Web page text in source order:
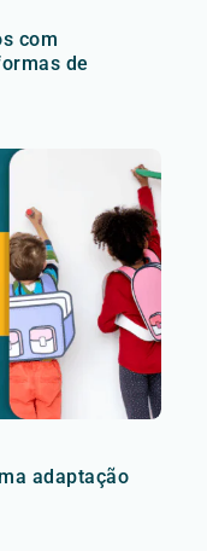
com
de
adaptação